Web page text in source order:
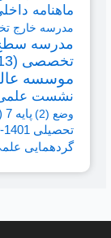
ماهنامه
مدرسه خارج
مدرسه
تخصصی (13)
موسسه
نشست
وضع (2) پایه 7
تحصیلی 1401-1400
گردهمایی